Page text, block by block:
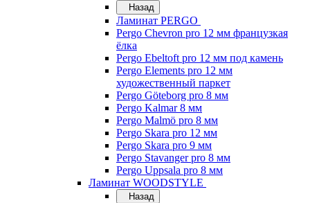
Назад
Ламинат PERGO
Pergo Chevron pro 12 мм французкая
ёлка
Pergo Ebeltoft pro 12 мм под камень
Pergo Elements pro 12 мм
художественный паркет
Pergo Göteborg pro 8 мм
Pergo Kalmar 8 мм
Pergo Malmö pro 8 мм
Pergo Skara pro 12 мм
Pergo Skara pro 9 мм
Pergo Stavanger pro 8 мм
Pergo Uppsala pro 8 мм
Ламинат WOODSTYLE
Назад